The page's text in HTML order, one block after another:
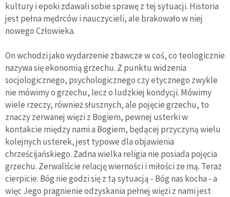
kultury i epoki zdawali sobie sprawę z tej sytuacji. Historia
jest pełna mędrców i nauczycieli, ale brakowało w niej
nowego Człowieka.
On wchodzi jako wydarzenie zbawcze w coś, co teologicznie
nazywa sięekonomią grzechu. Z punktu widzenia
socjologicznego, psychologicznego czy etycznego zwykle
nie mówimy o grzechu, lecz o ludzkiej kondycji. Mówimy
wiele rzeczy, również słusznych, ale pojęcie grzechu, to
znaczy zerwanej więzi z Bogiem, pewnej usterki w
kontakcie między nami a Bogiem, będącej przyczyną wielu
kolejnych usterek, jest typowe dla objawienia
chrześcijańskiego. Żadna wielka religia nie posiada pojęcia
grzechu. Zerwaliście relację wierności i miłości ze mą. Teraz
cierpicie. Bóg nie godzi się z tą sytuacją - Bóg nas kocha - a
więc Jego pragnienie odzyskania pełnej więzi z nami jest